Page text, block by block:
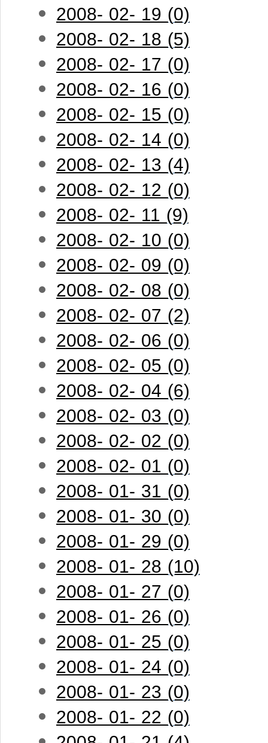
2008- 02- 19 (0)
2008- 02- 18 (5)
2008- 02- 17 (0)
2008- 02- 16 (0)
2008- 02- 15 (0)
2008- 02- 14 (0)
2008- 02- 13 (4)
2008- 02- 12 (0)
2008- 02- 11 (9)
2008- 02- 10 (0)
2008- 02- 09 (0)
2008- 02- 08 (0)
2008- 02- 07 (2)
2008- 02- 06 (0)
2008- 02- 05 (0)
2008- 02- 04 (6)
2008- 02- 03 (0)
2008- 02- 02 (0)
2008- 02- 01 (0)
2008- 01- 31 (0)
2008- 01- 30 (0)
2008- 01- 29 (0)
2008- 01- 28 (10)
2008- 01- 27 (0)
2008- 01- 26 (0)
2008- 01- 25 (0)
2008- 01- 24 (0)
2008- 01- 23 (0)
2008- 01- 22 (0)